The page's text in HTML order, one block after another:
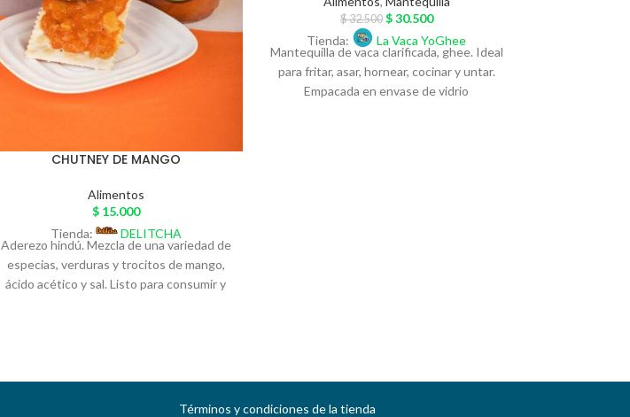
CHUTNEY DE MANGO
Alimentos
$15.000
Tienda:
DELITCHA
Aderezo hindú. Mezcla de una variedad de
especias, verduras y trocitos de mango,
ácido acético y sal. Listo para consumir y
picante y natural. Refrigerar una vez
$32.500 $30.500
Tienda: La Vaca YoGhee
Mantequilla de vaca clarificada, ghee. Ideal
para fritar, asar, hornear, cocinar y untar.
Empacada en envase de vidrio
Términos y condiciones de la tienda